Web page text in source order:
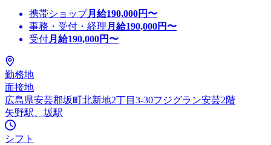
携帯ショップ月給190,000円〜
事務・受付・経理 月給190,000円〜
受付月給190,000円〜
勤務地
面接地
広島県安芸郡坂町北新地2丁目3-30フジグラン安芸2階
矢野駅、坂駅
シフト